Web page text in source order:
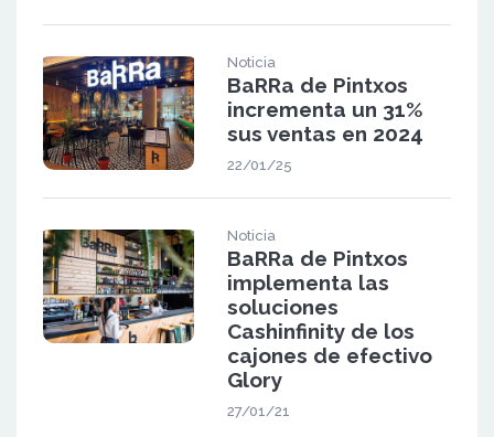
Noticia
BaRRa de Pintxos
incrementa un 31%
sus ventas en 2024
22/01/25
Noticia
BaRRa de Pintxos
implementa las
soluciones
Cashinfinity de los
cajones de efectivo
Glory
27/01/21